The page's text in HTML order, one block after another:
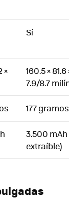
Sí
×
160.5 × 81.6
7.9/8.7
177 gramos
3.500
extraíble)